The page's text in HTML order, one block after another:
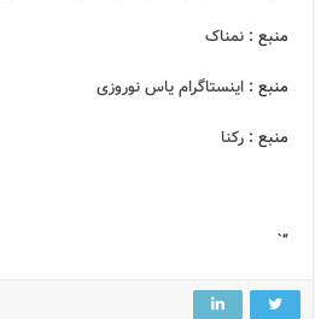
منبع : نمناک
منبع : اینستاگرام یاس نوروزی
منبع : رکنا
“`